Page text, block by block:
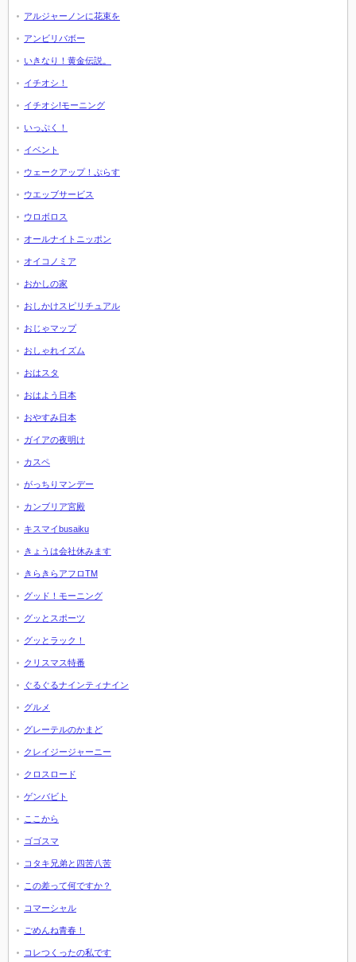
アルジャーノンに花束を
アンビリバボー
いきなり！黄金伝説。
イチオシ！
イチオシ!モーニング
いっぷく！
イベント
ウェークアップ！ぷらす
ウエッブサービス
ウロボロス
オールナイトニッポン
オイコノミア
おかしの家
おしかけスピリチュアル
おじゃマップ
おしゃれイズム
おはスタ
おはよう日本
おやすみ日本
ガイアの夜明け
カスペ
がっちりマンデー
カンブリア宮殿
キスマイbusaiku
きょうは会社休みます
きらきらアフロTM
グッド！モーニング
グッとスポーツ
グッとラック！
クリスマス特番
ぐるぐるナインティナイン
グルメ
グレーテルのかまど
クレイジージャーニー
クロスロード
ゲンバビト
ここから
ゴゴスマ
コタキ兄弟と四苦八苦
この差って何ですか？
コマーシャル
ごめんね青春！
コレつくったの私です